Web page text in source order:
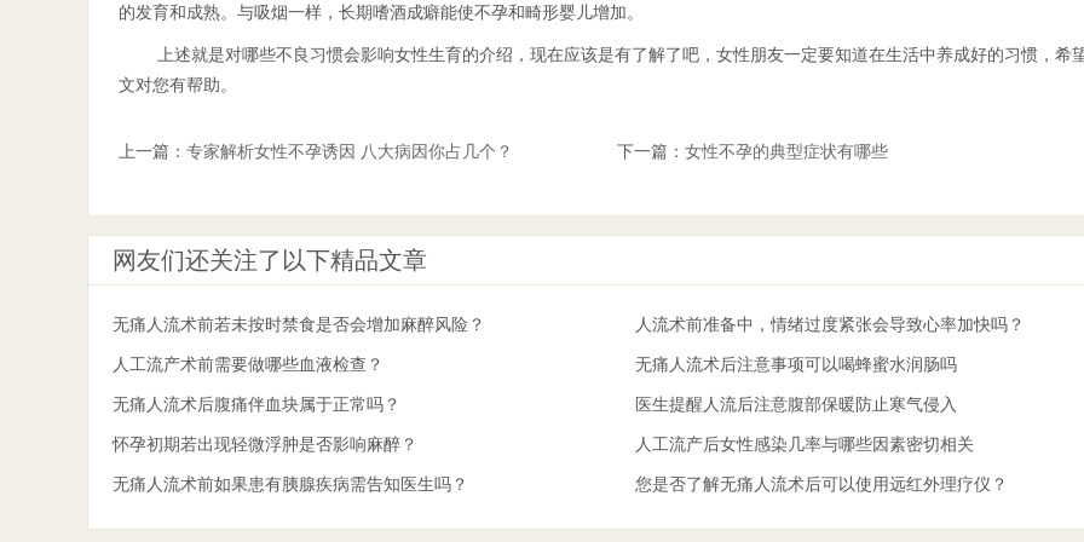
的发育和成熟。与吸烟一样，长期嗜酒成癖能使不孕和畸形婴儿增加。
上述就是对哪些不良习惯会影响女性生育的介绍，现在应该是有了解了吧，女性朋友一定要知道在生活中养成好的习惯，希
文对您有帮助。
上一篇： 专家解析女性不孕诱因 八大病因你占几个？ 下一篇： 女性不孕的典型症状有哪些
网友们还关注了以下精品文章
无痛人流术前若未按时禁食是否会增加麻醉风险？ 人流术前准备中，情绪过度紧张会导致心率加快吗？
人工流产术前需要做哪些血液检查？ 无痛人流术后注意事项可以喝蜂蜜水润肠吗
无痛人流术后腹痛伴血块属于正常吗？ 医生提醒人流后注意腹部保暖防止寒气侵入
怀孕初期若出现轻微浮肿是否影响麻醉？ 人工流产后女性感染几率与哪些因素密切相关
无痛人流术前如果患有胰腺疾病需告知医生吗？ 您是否了解无痛人流术后可以使用远红外理疗仪？